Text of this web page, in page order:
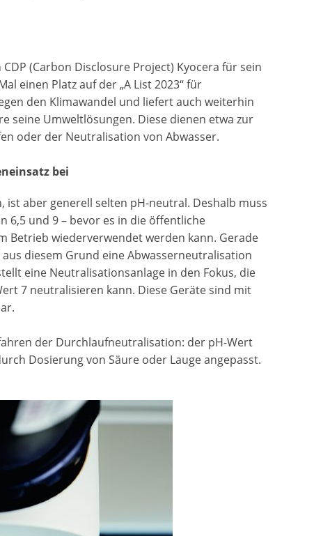
(Carbon Disclosure Project) Kyocera für sein
einen Platz auf der „A List 2023“ für
den Klimawandel und liefert auch weiterhin
seine Umweltlösungen. Diese dienen etwa zur
oder der Neutralisation von Abwasser.
bei
aber generell selten pH-neutral. Deshalb muss
6,5 und 9 – bevor es in die öffentliche
Betrieb wiederverwendet werden kann. Gerade
diesem Grund eine Abwasserneutralisation
eine Neutralisationsanlage in den Fokus, die
7 neutralisieren kann. Diese Geräte sind mit
der Durchlaufneutralisation: der pH-Wert
Dosierung von Säure oder Lauge angepasst.